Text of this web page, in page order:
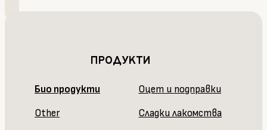
ПРОДУКТИ
Био продукти
Other
Оцет и подправки
Сладки лакомства